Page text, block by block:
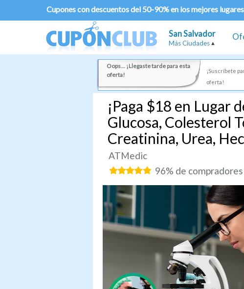
Cupones con descuentos del 50-90% en los mejores lugares
San Salvador
Más Ciudades
Oops... ¡Llegaste tarde para esta
oferta!
¡Suscríbete
oferta!
¡Paga $18 en Lugar
Glucosa, Colesterol
Creatinina, Urea,
ATMedic
96% de